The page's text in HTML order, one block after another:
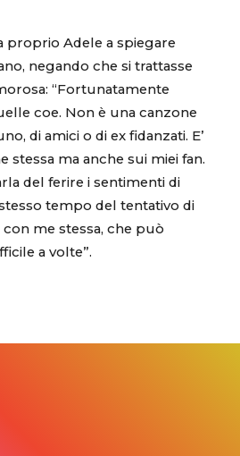
proprio Adele a spiegare
negando che si trattasse
“Fortunatamente
coe. Non è una canzone
di amici o di ex fidanzati. E’
stessa ma anche sui miei fan.
del ferire i sentimenti di
tempo del tentativo di
me stessa, che può
a volte”.